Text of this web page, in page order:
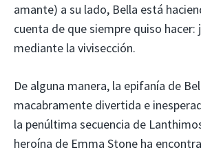
amante) a su lado, Bella está
cuenta de que siempre quiso hacer:
mediante la vivisección.
De alguna manera, la epifanía de
macabramente divertida e
la penúltima secuencia de
heroína de Emma Stone ha